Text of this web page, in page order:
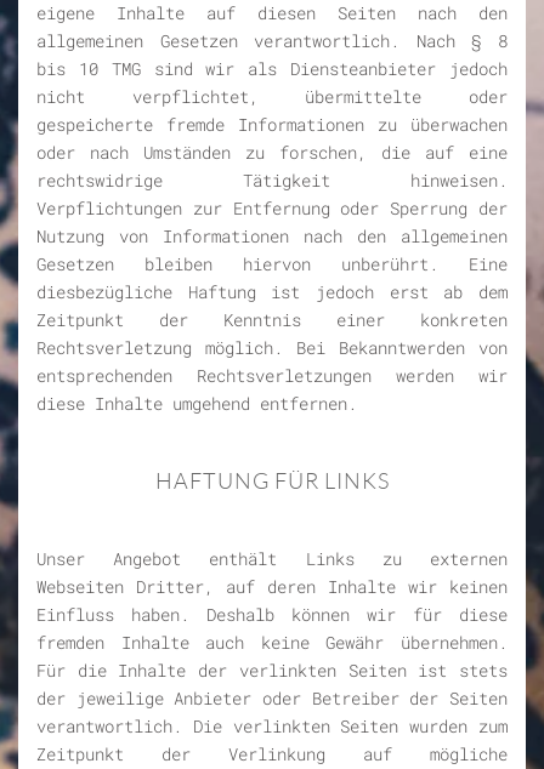
eigene Inhalte auf diesen Seiten nach den
allgemeinen Gesetzen verantwortlich. Nach § 8
bis 10 TMG sind wir als Diensteanbieter jedoch
nicht verpflichtet, übermittelte oder
gespeicherte fremde Informationen zu überwachen
oder nach Umständen zu forschen, die auf eine
rechtswidrige Tätigkeit hinweisen.
Verpflichtungen zur Entfernung oder Sperrung der
Nutzung von Informationen nach den allgemeinen
Gesetzen bleiben hiervon unberührt. Eine
diesbezügliche Haftung ist jedoch erst ab dem
Zeitpunkt der Kenntnis einer konkreten
Rechtsverletzung möglich. Bei Bekanntwerden von
entsprechenden Rechtsverletzungen werden wir
diese Inhalte umgehend entfernen.
HAFTUNG FÜR LINKS
Unser Angebot enthält Links zu externen
Webseiten Dritter, auf deren Inhalte wir keinen
Einfluss haben. Deshalb können wir für diese
fremden Inhalte auch keine Gewähr übernehmen.
Für die Inhalte der verlinkten Seiten ist stets
der jeweilige Anbieter oder Betreiber der Seiten
verantwortlich. Die verlinkten Seiten wurden zum
Zeitpunkt der Verlinkung auf mögliche